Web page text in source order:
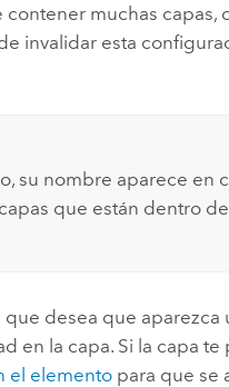
muchas capas,
invalidar esta
su nombre aparece en
que están dentro
desea que aparezca
en la capa. Si la capa
el elemento para que se